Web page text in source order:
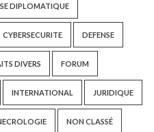
DIPLOMATIQUE
CYBERSECURITE DEFENSE
DIVERS FORUM
INTERNATIONAL JURIDIQUE
NON CLASSÉ